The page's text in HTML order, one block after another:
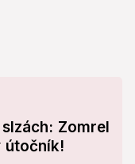
Zomrel
útočník!